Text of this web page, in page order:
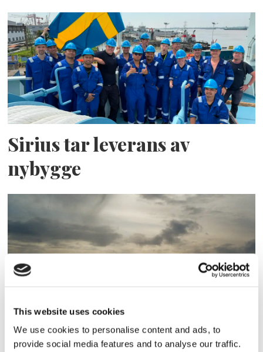
This website uses cookies
We use cookies to personalise content and ads, to
provide social media features and to analyse our traffic.
Sirius tar leverans av
nybygge
Lars ”Lasse” Fransén